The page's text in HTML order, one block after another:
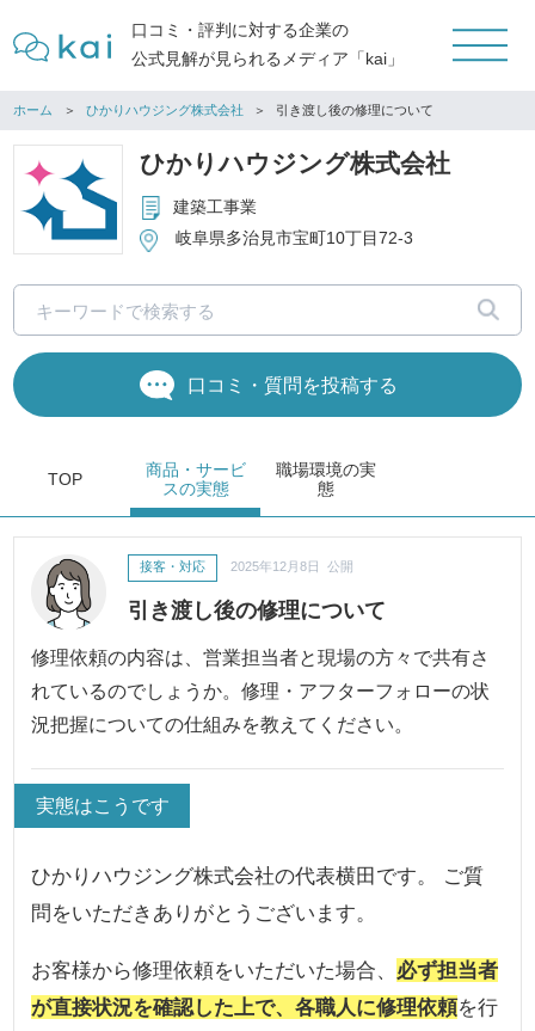
口コミ・評判に対する企業の
公式見解が見られるメディア「kai」
ホーム ひかりハウジング株式会社 引き渡し後の修理について
ひかりハウジング株式会社
建築工事業
岐阜県多治見市宝町10丁目72-3
口コミ・質問を投稿する
TOP
商品・サービ
スの実態
職場環境の実
態
引き渡し後の修理について
接客・対応 2025年12月8日 公開
修理依頼の内容は、営業担当者と現場の方々で共有さ
れているのでしょうか。修理・アフターフォローの状
況把握についての仕組みを教えてください。
実態はこうです
ひかりハウジング株式会社の代表横田です。 ご質
問をいただきありがとうございます。
お客様から修理依頼をいただいた場合、 必ず担当者
が直接状況を確認した上で、各職人に修理依頼を行